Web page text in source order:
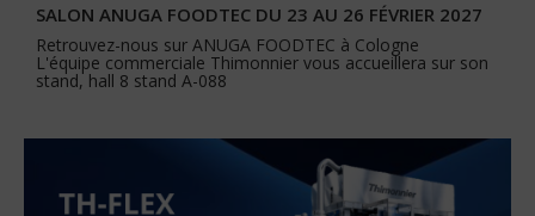
SALON ANUGA FOODTEC DU 23 AU 26 FÉVRIER 2027
Retrouvez-nous sur ANUGA FOODTEC à Cologne
L'équipe commerciale Thimonnier vous accueillera sur son
stand, hall 8 stand A-088